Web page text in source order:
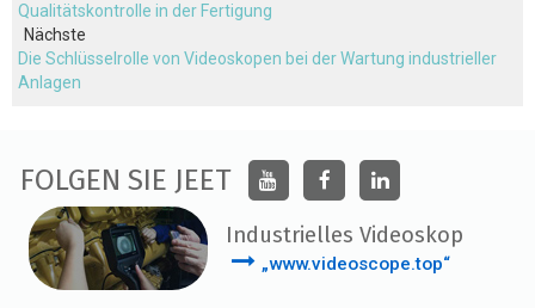
Qualitätskontrolle in der Fertigung
Nächste
Die Schlüsselrolle von Videoskopen bei der Wartung industrieller
Anlagen
FOLGEN SIE JEET
Industrielles Videoskop
„www.videoscope.top“